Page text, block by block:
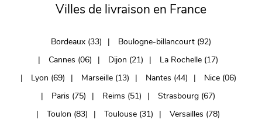
Villes de livraison en France
Bordeaux (33)
Boulogne-billancourt (92)
Cannes (06)
Dijon (21)
La Rochelle (17)
Lyon (69)
Marseille (13) Nantes (44)
Nice (06)
Paris (75)
Reims (51)
Strasbourg (67)
Toulon (83)
Toulouse (31) Versailles (78)